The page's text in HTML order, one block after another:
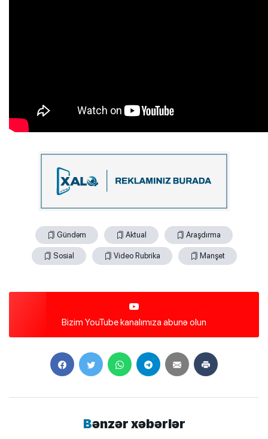
Gündəm Aktual Araşdırma
Sosial Video Rubrika Manşet
Bizim YouTube kanalımıza abunə olun
Bənzər xəbərlər